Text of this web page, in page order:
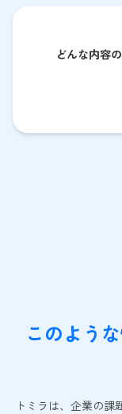
どんな内容
このよう
トミラは、企業の